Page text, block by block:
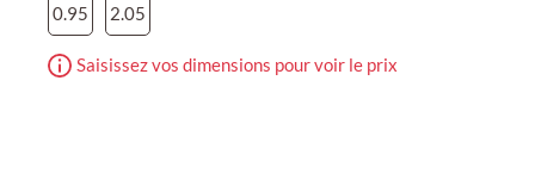
0.95
2.05
Saisissez vos dimensions pour voir le prix